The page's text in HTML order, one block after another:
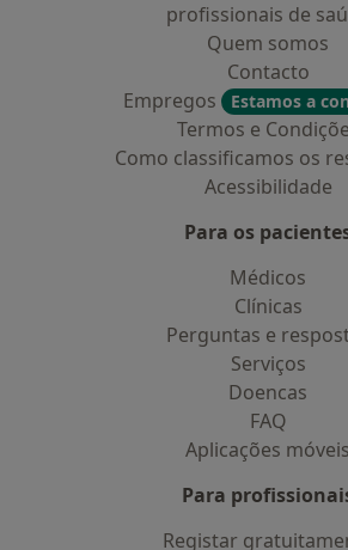
profissionais de
Quem somos
Contacto
Empregos
Estamos a
Termos e
Como classificamos os
Acessibilidade
Para os
Médicos
Clínicas
Perguntas e
Serviços
Doencas
FAQ
Aplicações móveis
Para
Registar